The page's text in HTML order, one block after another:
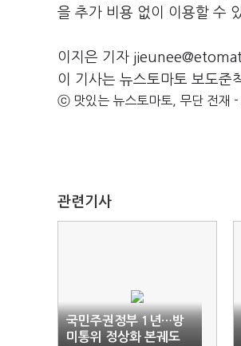
을 추가 비용 없이 이용할 수
이지은 기자
이 기사는 뉴스토마토 보도준
ⓒ 맛있는 뉴스토마토, 무단 전재 -
관련기사
국민주권정부 1년…방
미통위 정상화 본궤도